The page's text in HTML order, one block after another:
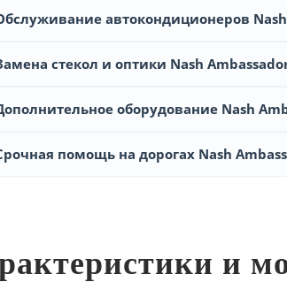
автокондиционеров
стекол и оптики Nash
оборудование Nash
помощь на дорогах Nash
и